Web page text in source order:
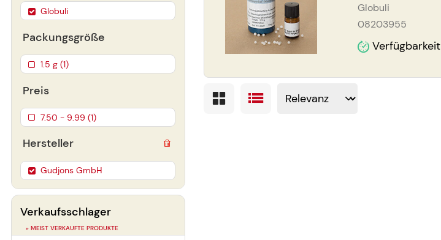
Globuli
08203955
Verfügbarkeit
Globuli
Packungsgröße
1.5 g (1)
Preis
7.50 - 9.99 (1)
Hersteller
Gudjons GmbH
Verkaufsschlager
» MEIST VERKAUFTE PRODUKTE